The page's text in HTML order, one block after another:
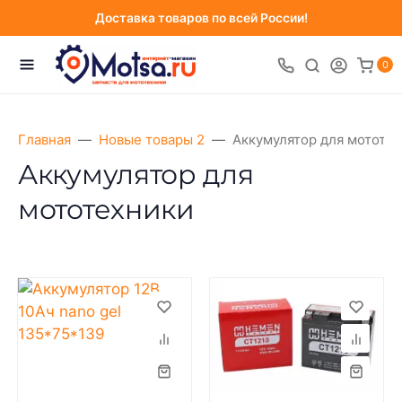
Доставка товаров по всей России!
0
Главная Новые товары 2 Аккумулятор для
Аккумулятор для
мототехники